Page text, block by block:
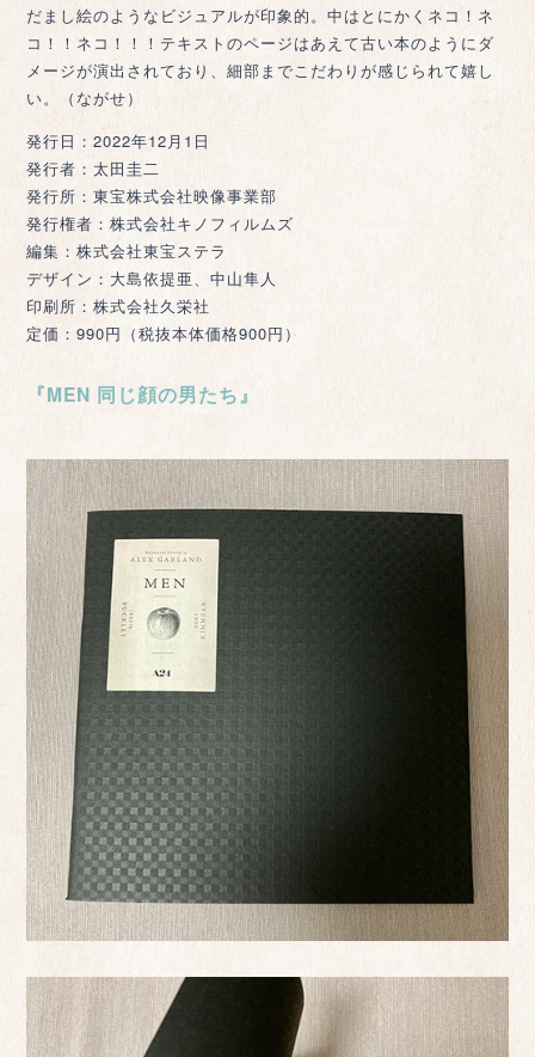
だまし絵のようなビジュアルが印象的。中はとにかくネコ！ネ
コ！！ネコ！！！テキストのページはあえて古い本のようにダ
メージが演出されており、細部までこだわりが感じられて嬉し
い。（ながせ）
発行日：2022年12月1日
発行者：太田圭二
発行所：東宝株式会社映像事業部
発行権者：株式会社キノフィルムズ
編集：株式会社東宝ステラ
デザイン：大島依提亜、中山隼人
印刷所：株式会社久栄社
定価：990円（税抜本体価格900円）
『MEN 同じ顔の男たち』